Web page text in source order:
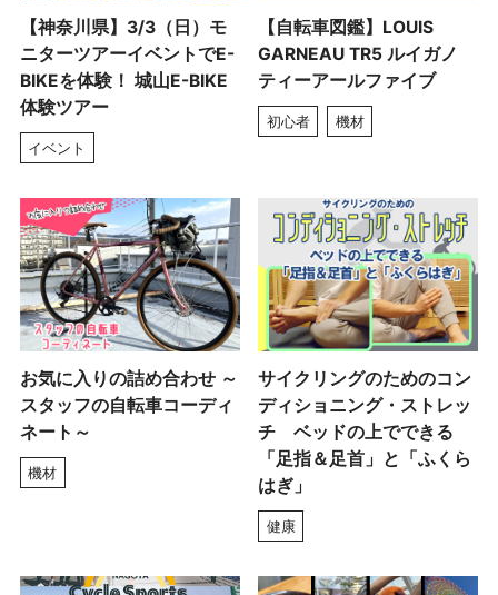
【神奈川県】3/3（日）モ
ニターツアーイベントでE-
BIKEを体験！ 城山E-BIKE
体験ツアー
イベント
【自転車図鑑】LOUIS
GARNEAU TR5 ルイガノ
ティーアールファイブ
初心者 機材
お気に入りの詰め合わせ ～
スタッフの自転車コーディ
ネート～
機材
サイクリングのためのコン
ディショニング・ストレッ
チ ベッドの上でできる
「足指＆足首」と「ふくら
はぎ」
健康